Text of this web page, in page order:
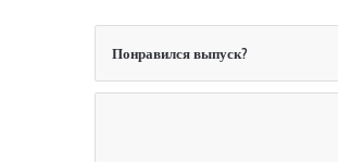
Понравился выпуск?